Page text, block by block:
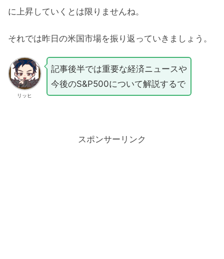
に上昇していくとは限りませんね。
それでは昨日の米国市場を振り返っていきましょう。
リッヒ
記事後半では重要な経済ニュースや
今後のS&P500について解説するで
スポンサーリンク